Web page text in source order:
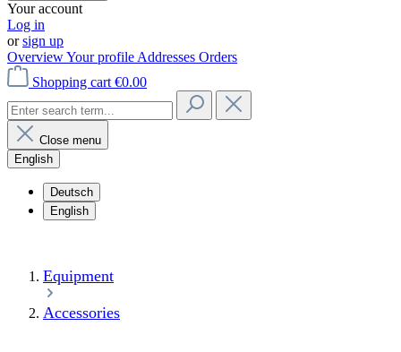
Your account
Log in
orsign up
OverviewYour profile Addresses Orders
Shopping cart €0.00
Close menu
English
Deutsch
English
Equipment
Accessories